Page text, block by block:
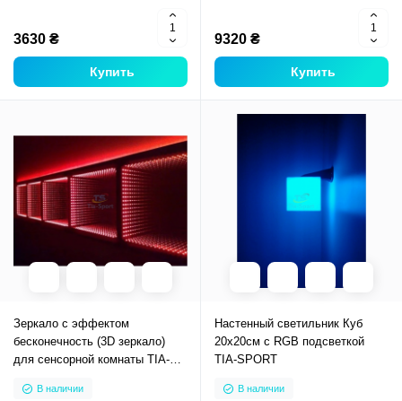
3630 ₴
Купить
9320 ₴
Купить
Зеркало с эффектом
бесконечность (3D зеркало)
для сенсорной комнаты TIA-
В наличии
Настенный светильник Куб
20х20см с RGB подсветкой
TIA-SPORT
В наличии